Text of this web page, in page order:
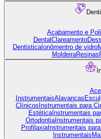
Acabamento e
Dental Clareamento
Dentistica Ionômentro de vidro
MoldeiraResinas
InstrumentaisAlavancas
Clínicos Instrumentais para
EstéticaInstrumentais
OrtodontiaInstrumentais
ProfilaxiaInstrumentais
Instrumentais